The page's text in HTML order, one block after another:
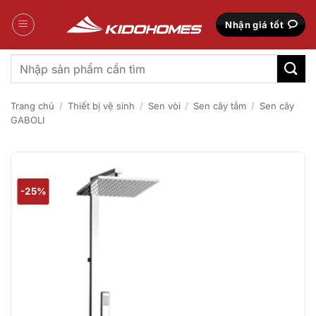
qua
Nhận giá tốt
Tìm
kiếm:
Trang chủ / Thiết bị vệ sinh / Sen vòi / Sen cây tắm / Sen cây
GABOLI
-25%